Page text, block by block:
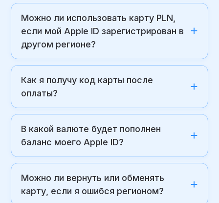
Можно ли использовать карту PLN,
если мой Apple ID зарегистрирован в
другом регионе?
Как я получу код карты после
оплаты?
В какой валюте будет пополнен
баланс моего Apple ID?
Можно ли вернуть или обменять
карту, если я ошибся регионом?